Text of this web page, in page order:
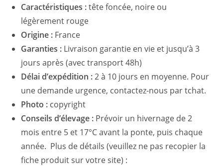
Caractéristiques :tête foncée, noire ou
légèrement rouge
Origine : France
Garanties : Livraison garantie en vie et jusqu’à 3
jours après (avec transport 48h)
Délai d’expédition :2 à 10 jours en moyenne. Pour
une demande urgence, contactez-nous par tchat.
Photo : copyright
Conseils d’élevage : Prévoir un hivernage de 2
mois entre 5 et 17°C avant la ponte, puis chaque
année. Plus de détails (veuillez ne pas recopier la
fiche produit sur votre site) :